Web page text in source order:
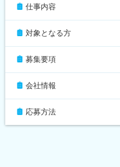
仕事内容
対象となる方
募集要項
会社情報
応募方法